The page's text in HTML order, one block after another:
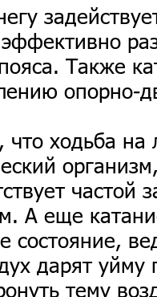
Также
опорно-
что ходьба
частой
А еще
состояние,
дарят
тему